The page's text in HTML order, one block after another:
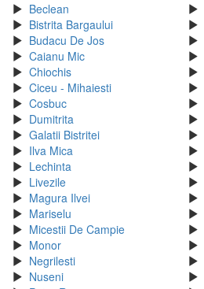
Beclean
Bistrita Bargaului
Budacu De Jos
Caianu Mic
Chiochis
Ciceu - Mihaiesti
Cosbuc
Dumitrita
Galatii Bistritei
Ilva Mica
Lechinta
Livezile
Magura Ilvei
Mariselu
Micestii De Campie
Monor
Negrilesti
Nuseni